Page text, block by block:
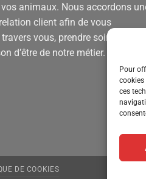
Pour
ces
animaux. Nous accordons
client afin de vous
vous, prendre soin de vos
d’être de notre métier.
DE COOKIES